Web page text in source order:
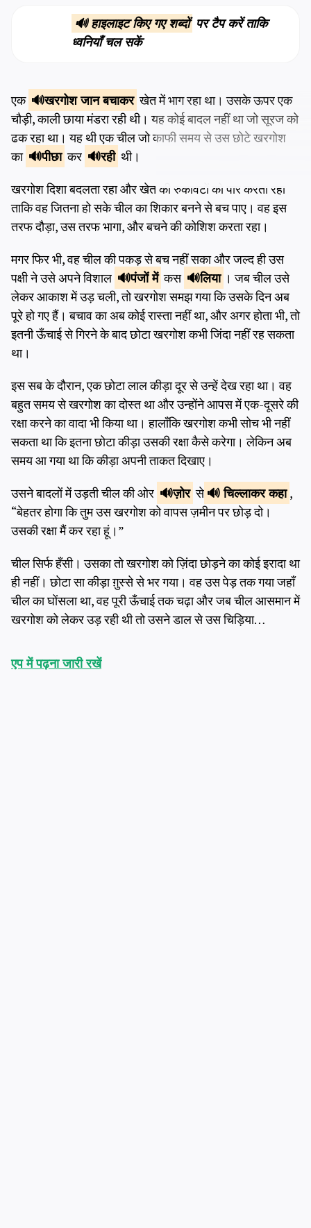
🔊 हाइलाइट किए गए शब्दोंपर टैप करें ताकि
ध्वनियाँ चल सकें
एक खरगोशजान बचाकर खेत में भाग रहा था। उसके ऊपर एक
चौड़ी, काली छाया मंडरा रही थी। यह कोई बादल नहीं था जो सूरज को
ढक रहा था। यह थी एक चील जो काफी समय से उस छोटे खरगोश
का
पीछा कर रही थी।
खरगोश दिशा बदलता रहा और खेत की रुकावटों को पार करता रहा
ताकि वह जितना हो सके चील का शिकार बनने से बच पाए। वह इस
तरफ दौड़ा, उस तरफ भागा, और बचने की कोशिश करता रहा।
मगर फिर भी, वह चील की पकड़ से बच नहीं सका और जल्द ही उस
पक्षी ने उसे अपने विशाल
पंजोंमें कस लिया । जब चील उसे
लेकर आकाश में उड़ चली, तो खरगोश समझ गया कि उसके दिन अब
पूरे हो गए हैं। बचाव का अब कोई रास्ता नहीं था, और अगर होता भी, तो
इतनी ऊँचाई से गिरने के बाद छोटा खरगोश कभी जिंदा नहीं रह सकता
था।
इस सब के दौरान, एक छोटा लाल कीड़ा दूर से उन्हें देख रहा था। वह
बहुत समय से खरगोश का दोस्त था और उन्होंने आपस में एक-दूसरे की
रक्षा करने का वादा भी किया था। हालाँकि खरगोश कभी सोच भी नहीं
सकता था कि इतना छोटा कीड़ा उसकी रक्षा कैसे करेगा। लेकिन अब
समय आ गया था कि कीड़ा अपनी ताकत दिखाए।
उसने बादलों में उड़ती चील की ओर
ज़ोर से चिल्लाकर कहा ,
“बेहतर होगा कि तुम उस खरगोश को वापस ज़मीन पर छोड़ दो।
उसकी रक्षा मैं कर रहा हूं।”
चील सिर्फ हँसी। उसका तो खरगोश को ज़िंदा छोड़ने का कोई इरादा था
ही नहीं। छोटा सा कीड़ा ग़ुस्से से भर गया। वह उस पेड़ तक गया जहाँ
चील का घोंसला था, वह पूरी ऊँचाई तक चढ़ा और जब चील आसमान में
खरगोश को लेकर उड़ रही थी तो उसने डाल से उस चिड़िया…
एप में पढ़ना जारी रखें